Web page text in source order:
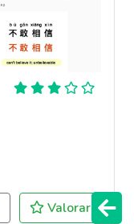
Valorar